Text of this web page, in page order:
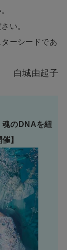
い。
ーシードであ
白城由起子
魂のDNAを紐
】